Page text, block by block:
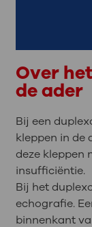
Over
de ader
Bij een
kleppen in de
deze kleppen
insufficiëntie.
Bij het
echografie.
binnenkant